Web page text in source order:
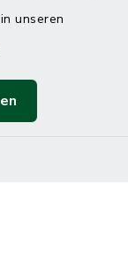
unseren